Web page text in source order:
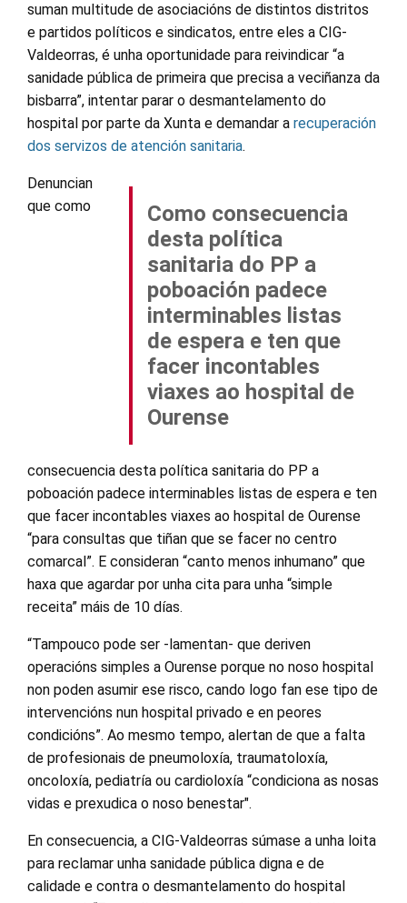
suman multitude de asociacións de distintos distritos
e partidos políticos e sindicatos, entre eles a CIG-
Valdeorras, é unha oportunidade para reivindicar “a
sanidade pública de primeira que precisa a veciñanza da
bisbarra”, intentar parar o desmantelamento do
hospital por parte da Xunta e demandar a recuperación
dos servizos de atención sanitaria.
Como consecuencia
desta política
sanitaria do PP a
poboación padece
interminables listas
de espera e ten que
facer incontables
viaxes ao hospital de
Ourense
Denuncian
que como
consecuencia desta política sanitaria do PP a
poboación padece interminables listas de espera e ten
que facer incontables viaxes ao hospital de Ourense
“para consultas que tiñan que se facer no centro
comarcal”. E consideran “canto menos inhumano” que
haxa que agardar por unha cita para unha “simple
receita” máis de 10 días.
“Tampouco pode ser -lamentan- que deriven
operacións simples a Ourense porque no noso hospital
non poden asumir ese risco, cando logo fan ese tipo de
intervencións nun hospital privado e en peores
condicións”. Ao mesmo tempo, alertan de que a falta
de profesionais de pneumoloxía, traumatoloxía,
oncoloxía, pediatría ou cardioloxía “condiciona as nosas
vidas e prexudica o noso benestar".
En consecuencia, a CIG-Valdeorras súmase a unha loita
para reclamar unha sanidade pública digna e de
calidade e contra o desmantelamento do hospital